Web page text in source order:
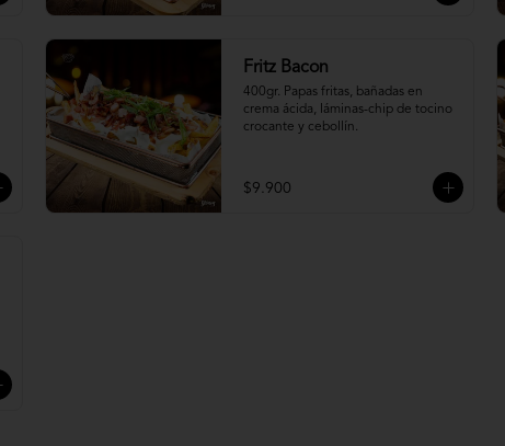
Fritz Bacon
400gr. Papas fritas, bañadas en
crema ácida, láminas-chip de tocino
crocante y cebollín.
$9.900